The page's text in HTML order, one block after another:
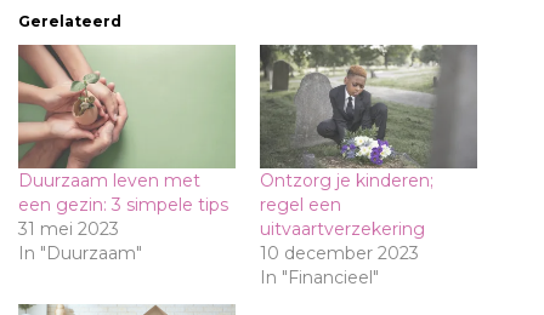
Gerelateerd
Duurzaam leven met
een gezin: 3 simpele tips
31 mei 2023
In "Duurzaam"
Ontzorg je kinderen;
regel een
uitvaartverzekering
10 december 2023
In "Financieel"